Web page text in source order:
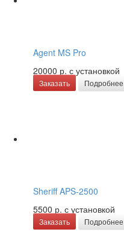
Agent MS Pro
20000 р. с установкой
Заказать Подробнее
Sheriff APS-2500
5500 р. с установкой
Заказать Подробнее